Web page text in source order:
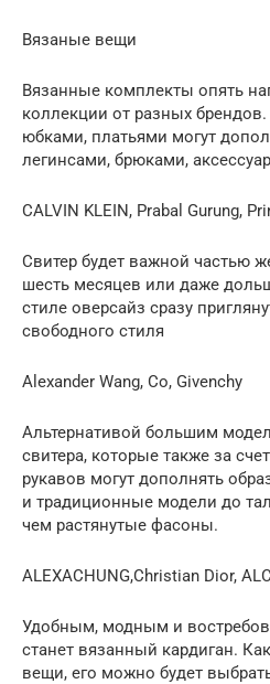
Вязаные вещи
Вязанные комплекты опять
коллекции от разных
юбками, платьями могут
легинсами, брюками,
CALVIN KLEIN, Prabal Gurung,
Свитер будет важной частью
шесть месяцев или даже
стиле оверсайз сразу
свободного стиля
Alexander Wang, Co, Givenchy
Альтернативой большим
свитера, которые также за
рукавов могут дополнять
и традиционные модели до
чем растянутые фасоны.
ALEXACHUNG,Christian Dior, ALC
Удобным, модным и
станет вязанный кардиган.
вещи, его можно будет